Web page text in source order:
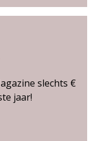
slechts €
jaar!